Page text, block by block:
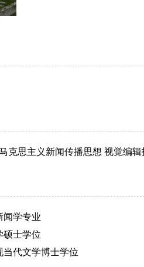
克思主义新闻传播思想 视觉编
闻学专业
硕士学位
当代文学博士学位